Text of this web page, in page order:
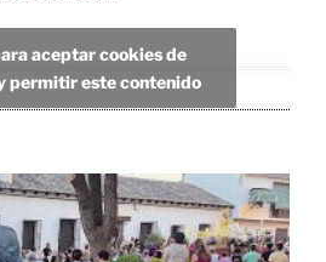
aceptar cookies de
permitir este contenido